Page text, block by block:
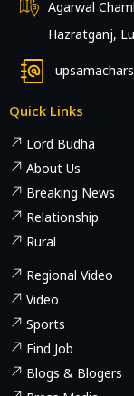
Agarwal
Hazratganj,
Quick Links
Lord Budha
About Us
Breaking News
Relationship
Rural
Regional Video
Video
Sports
Find Job
Blogs & Blogers